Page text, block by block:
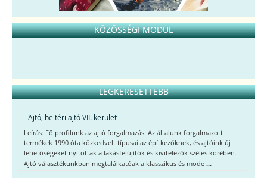
KÖZÖSSÉGI MODUL
LEGKERESETTEBB
Ajtó, beltéri ajtó VII. kerület
Leírás: Fő profilunk az ajtó forgalmazás. Az általunk forgalmazott
termékek 1990 óta közkedvelt típusai az építkezőknek, és ajtóink új
lehetőségeket nyitottak a lakásfelújítók és kivitelezők széles körében.
Ajtó választékunkban megtalálkatóak a klasszikus és mode ...